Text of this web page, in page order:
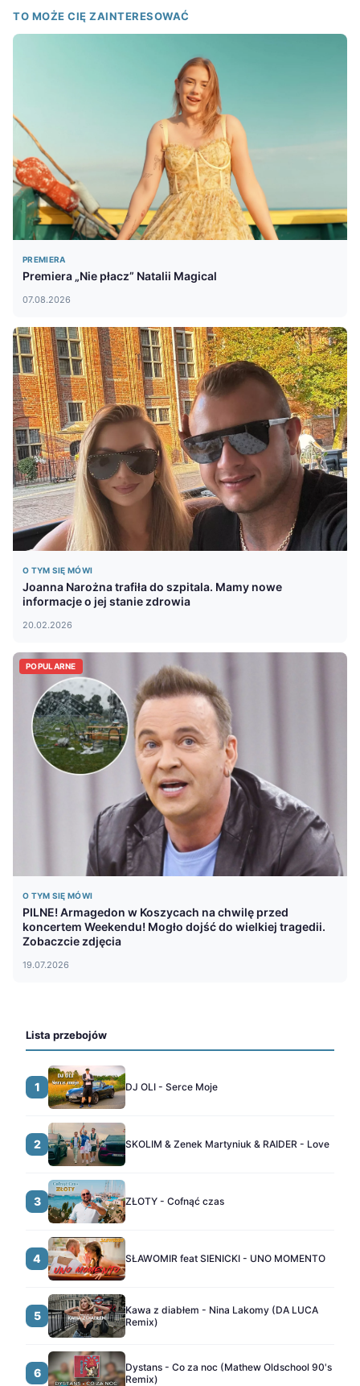
TO MOŻE CIĘ ZAINTERESOWAĆ
PREMIERA
Premiera „Nie płacz” Natalii Magical
07.08.2026
O TYM SIĘ MÓWI
Joanna Narożna trafiła do szpitala. Mamy nowe
informacje o jej stanie zdrowia
20.02.2026
POPULARNE
O TYM SIĘ MÓWI
PILNE! Armagedon w Koszycach na chwilę przed
koncertem Weekendu! Mogło dojść do wielkiej tragedii.
Zobaczcie zdjęcia
19.07.2026
Lista przebojów
1 DJ OLI - Serce Moje
2 SKOLIM & Zenek Martyniuk & RAIDER - Love
3 ZŁOTY - Cofnąć czas
4 SŁAWOMIR feat SIENICKI - UNO MOMENTO
5
Kawa z diabłem - Nina Lakomy (DA LUCA
Remix)
6
Dystans - Co za noc (Mathew Oldschool 90's
Remix)